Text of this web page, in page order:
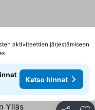
aktiviteettien järjestämiseen
Katso hinnat